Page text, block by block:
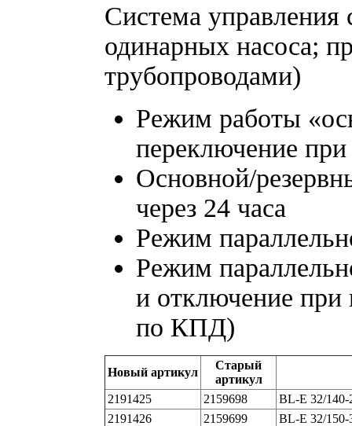
Система
одинарных насоса;
трубопроводами)
Режим работы
переключение
Основной/
через 24 часа
Режим
Режим
и отключение при
по КПД)
Новый артикул
Старый
артикул
2191425
2159698
BL-E 32/140-
2191426
2159699
BL-E 32/150-